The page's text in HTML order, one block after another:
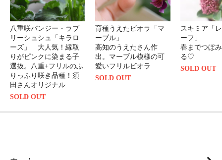
八重咲パンジー・ラブ
リーシュシュ「キラロ
ーズ」 大人気！縁取
りがピンクに染まる子
選抜。八重+フリルのふ
りっふり咲き品種！須
田さんオリジナル
SOLD OUT
育種うえたビオラ「マ
ーブル」
高知のうえたさん作
出。マーブル模様の可
愛いフリルビオラ
SOLD OUT
スキミア「
ーフ」
春までつぼ
る♡
SOLD OUT